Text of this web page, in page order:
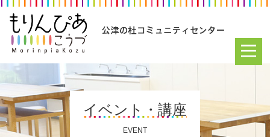
イベント・講座
EVENT